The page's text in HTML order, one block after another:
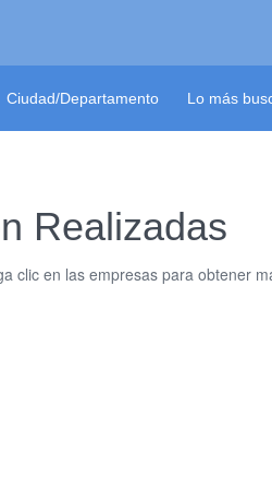
Ciudad/Departamento Lo más
Realizadas
clic en las empresas para obtener